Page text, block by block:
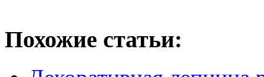
Похожие статьи: